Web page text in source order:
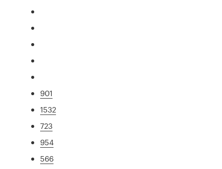
901
1532
723
954
566